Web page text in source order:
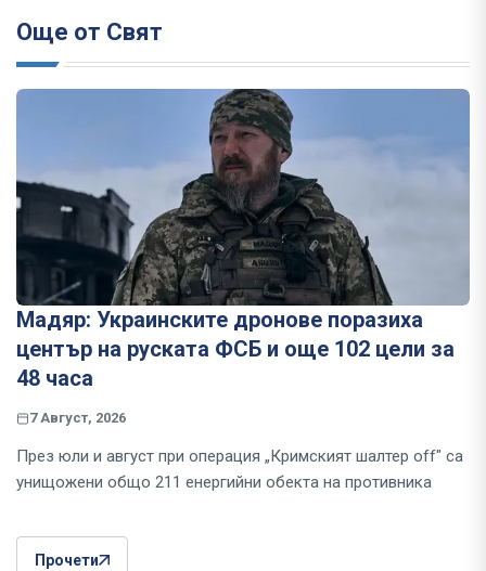
Още от Свят
Мадяр: Украинските дронове поразиха
център на руската ФСБ и още 102 цели за
48 часа
7 Август, 2026
През юли и август при операция „Кримският шалтер off" са
унищожени общо 211 енергийни обекта на противника
Прочети